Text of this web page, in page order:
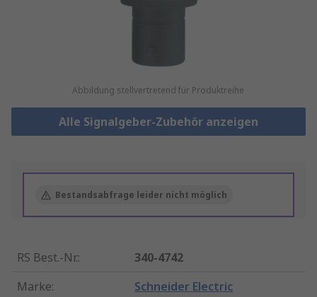
Abbildung stellvertretend für Produktreihe
Alle Signalgeber-Zubehör anzeigen
Bestandsabfrage leider nicht möglich
RS Best.-Nr.:
340-4742
Marke: Schneider Electric